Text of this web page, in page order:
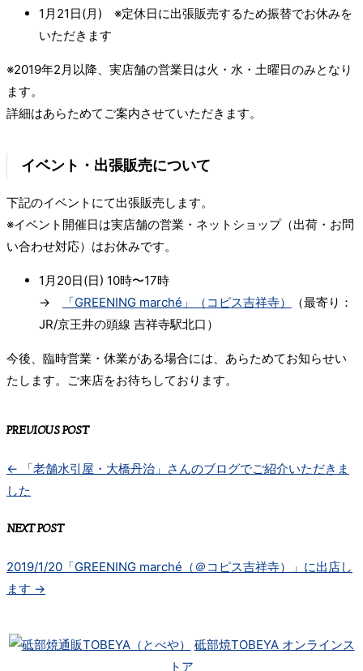
1月21日(月) ※定休日に出張販売するため振替でお休みを
いただきます
※2019年2月以降、実店舗の営業日は火・水・土曜日のみとなり
ます。
詳細はあらためてご案内させていただきます。
イベント・出張販売について
下記のイベントにて出張販売します。
※イベント開催日は実店舗の営業・ネットショップ（出荷・お問
い合わせ対応）はお休みです。
1月20日(日) 10時〜17時
→
「GREENING marché」（コピス吉祥寺）
（最寄り：
JR/京王井の頭線 吉祥寺駅北口）
今後、臨時営業・休業がある場合には、あらためてお知らせい
たします。ご来店をお待ちしております。
PREVIOUS POST
← 「老舗水引屋・大橋丹治」さんのブログでご紹介いただきま
した
NEXT POST
2019/1/20「GREENING marché（＠コピス吉祥寺）」に出店し
ます →
砥部焼TOBEYA オンラインス
トア